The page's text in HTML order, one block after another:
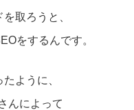
取ろうと、
をするんです。
ように、
んによって